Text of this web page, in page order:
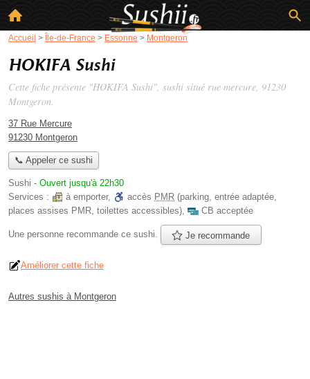
Accueil > Île-de-France > Essonne > Montgeron
HOKIFA Sushi
Cette fiche présente "HOKIFA Sushi", sushi situé rue mercure, 91230
Montgeron.
37 Rue Mercure
91230 Montgeron
📞 Appeler ce sushi
Sushi - Ouvert jusqu'à 22h30
Services :
à emporter, accès PMR (parking, entrée adaptée,
places assises PMR, toilettes accessibles), CB acceptée
Une personne recommande ce sushi. Je recommande
Améliorer cette fiche
Autres sushis à Montgeron